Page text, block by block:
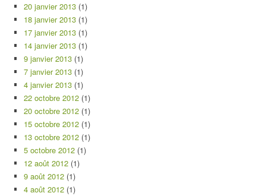
20 janvier 2013 (1)
18 janvier 2013 (1)
17 janvier 2013 (1)
14 janvier 2013 (1)
9 janvier 2013 (1)
7 janvier 2013 (1)
4 janvier 2013 (1)
22 octobre 2012 (1)
20 octobre 2012 (1)
15 octobre 2012 (1)
13 octobre 2012 (1)
5 octobre 2012 (1)
12 août 2012 (1)
9 août 2012 (1)
4 août 2012 (1)